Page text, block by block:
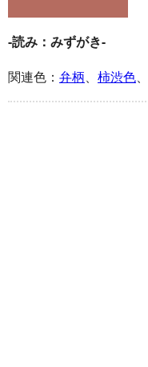
-読み：みずがき-
関連色： 弁柄、 柿渋色、